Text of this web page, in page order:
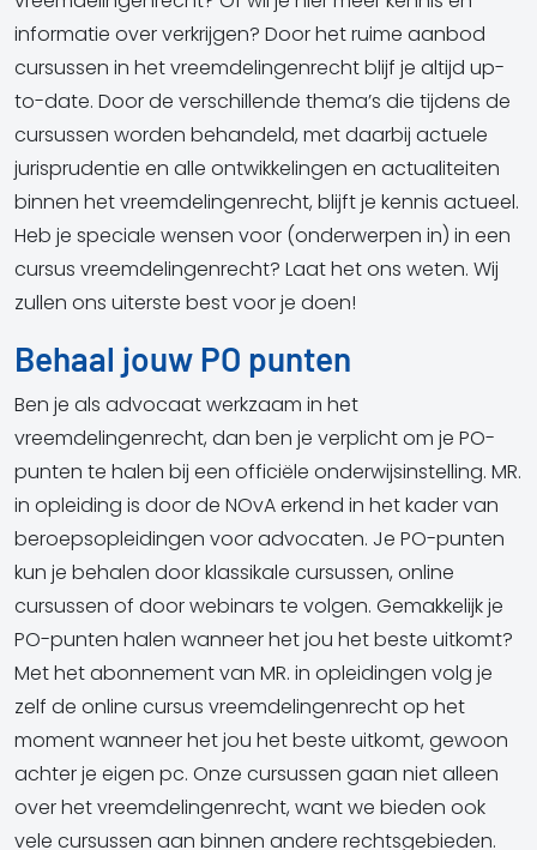
informatie over verkrijgen? Door het ruime aanbod
cursussen in het vreemdelingenrecht blijf je altijd up-
to-date. Door de verschillende thema’s die tijdens de
cursussen worden behandeld, met daarbij actuele
jurisprudentie en alle ontwikkelingen en actualiteiten
binnen het vreemdelingenrecht, blijft je kennis actueel.
Heb je speciale wensen voor (onderwerpen in) in een
cursus vreemdelingenrecht? Laat het ons weten. Wij
zullen ons uiterste best voor je doen!
Behaal jouw PO punten
Ben je als advocaat werkzaam in het
vreemdelingenrecht, dan ben je verplicht om je PO-
punten te halen bij een officiële onderwijsinstelling. MR.
in opleiding is door de NOvA erkend in het kader van
beroepsopleidingen voor advocaten. Je PO-punten
kun je behalen door klassikale cursussen, online
cursussen of door webinars te volgen. Gemakkelijk je
PO-punten halen wanneer het jou het beste uitkomt?
Met het abonnement van MR. in opleidingen volg je
zelf de online cursus vreemdelingenrecht op het
moment wanneer het jou het beste uitkomt, gewoon
achter je eigen pc. Onze cursussen gaan niet alleen
over het vreemdelingenrecht, want we bieden ook
vele cursussen aan binnen andere rechtsgebieden.